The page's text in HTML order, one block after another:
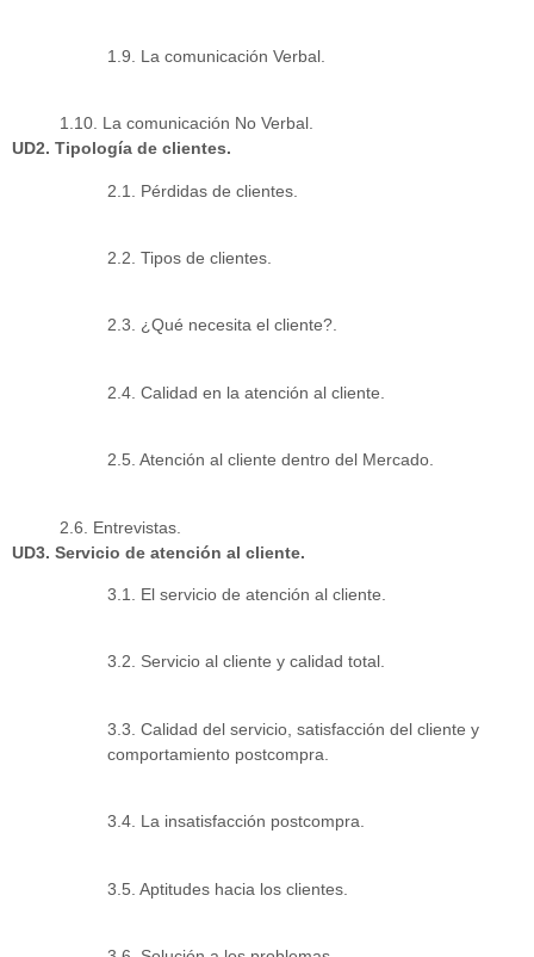
1.9. La comunicación Verbal.
1.10. La comunicación No Verbal.
UD2. Tipología de clientes.
2.1. Pérdidas de clientes.
2.2. Tipos de clientes.
2.3. ¿Qué necesita el cliente?.
2.4. Calidad en la atención al cliente.
2.5. Atención al cliente dentro del Mercado.
2.6. Entrevistas.
UD3. Servicio de atención al cliente.
3.1. El servicio de atención al cliente.
3.2. Servicio al cliente y calidad total.
3.3. Calidad del servicio, satisfacción del cliente y
comportamiento postcompra.
3.4. La insatisfacción postcompra.
3.5. Aptitudes hacia los clientes.